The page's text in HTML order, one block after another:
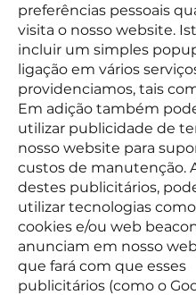
preferências pessoais
visita o nosso website.
incluir um simples
ligação em vários
providenciamos, tais
Em adição também
utilizar publicidade de
nosso website para
custos de manutenção.
destes publicitários,
utilizar tecnologias
cookies e/ou web
anunciam em nosso
que fará com que esses
publicitários (como o